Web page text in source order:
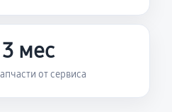
мес
от сервиса